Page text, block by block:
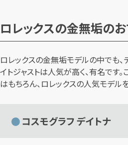
ロレックスの金無垢の
ロレックスの金無垢モデルの中でも、
イトジャストは人気が高く、有名です
はもちろん、ロレックスの人気モデル
コスモグラフ デイトナ